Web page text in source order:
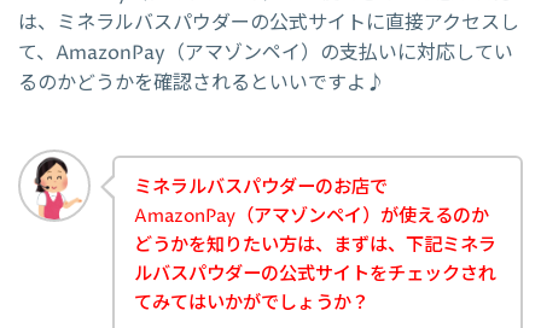
は、ミネラルバスパウダーの公式サイトに直接アクセスし
て、AmazonPay（アマゾンペイ）の支払いに対応してい
るのかどうかを確認されるといいですよ♪
ミネラルバスパウダーのお店で
AmazonPay（アマゾンペイ）が使えるのか
どうかを知りたい方は、まずは、下記ミネラ
ルバスパウダーの公式サイトをチェックされ
てみてはいかがでしょうか？